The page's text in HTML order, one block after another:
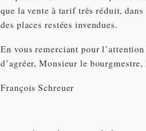
que la vente à tarif très réduit,
des places restées invendues.
En vous remerciant pour
d’agréer, Monsieur le
François Schreuer